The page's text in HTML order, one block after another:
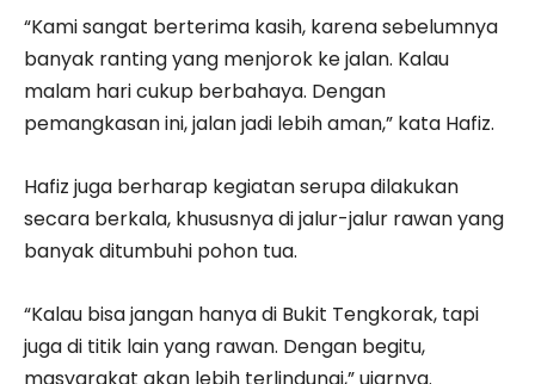
“Kami sangat berterima kasih, karena sebelumnya
banyak ranting yang menjorok ke jalan. Kalau
malam hari cukup berbahaya. Dengan
pemangkasan ini, jalan jadi lebih aman,” kata Hafiz.
Hafiz juga berharap kegiatan serupa dilakukan
secara berkala, khususnya di jalur-jalur rawan yang
banyak ditumbuhi pohon tua.
“Kalau bisa jangan hanya di Bukit Tengkorak, tapi
juga di titik lain yang rawan. Dengan begitu,